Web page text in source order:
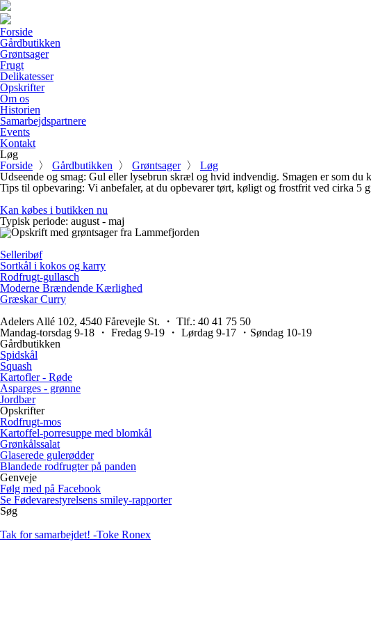
Forside
Gårdbutikken
Grøntsager
Frugt
Delikatesser
Opskrifter
Om os
Historien
Samarbejdspartnere
Events
Kontakt
Løg
Forside 〉 Gårdbutikken 〉 Grøntsager〉 Løg
Udseende og smag: Gul eller lysebrun skræl og hvid indvendig. Smagen er som du
Tips til opbevaring: Vi anbefaler, at du opbevarer tørt, køligt og frostfrit ved cirka 5
Kan købes i butikken nu
Typisk periode: august - maj
Selleribøf
Sortkål i kokos og karry
Rodfrugt-gullasch
Moderne Brændende Kærlighed
Græskar Curry
Adelers Allé 102, 4540 Fårevejle St. ・ Tlf.: 40 41 75 50
Mandag-torsdag 9-18 ・ Fredag 9-19 ・ Lørdag 9-17 ・Søndag 10-19
Gårdbutikken
Spidskål
Squash
Kartofler - Røde
Asparges - grønne
Jordbær
Opskrifter
Rodfrugt-mos
Kartoffel-porresuppe med blomkål
Grønkålssalat
Glaserede gulerødder
Blandede rodfrugter på panden
Genveje
Følg med på Facebook
Se Fødevarestyrelsens smiley-rapporter
Søg
Tak for samarbejdet! -Toke Ronex